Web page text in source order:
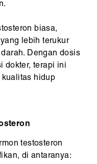
biasa,
lebih terukur
Dengan dosis
dokter, terapi ini
kualitas hidup
testosteron
di antaranya: